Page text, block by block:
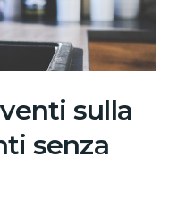
sulla
senza